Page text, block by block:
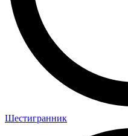
Шестигранник